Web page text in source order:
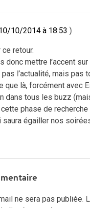
10/2014 à 18:53
retour.
donc mettre l’accent
l’actualité, mais pas
que là, forcément avec
dans tous les buzz
phase de recherche
saura égailler nos
ne sera pas publiée.